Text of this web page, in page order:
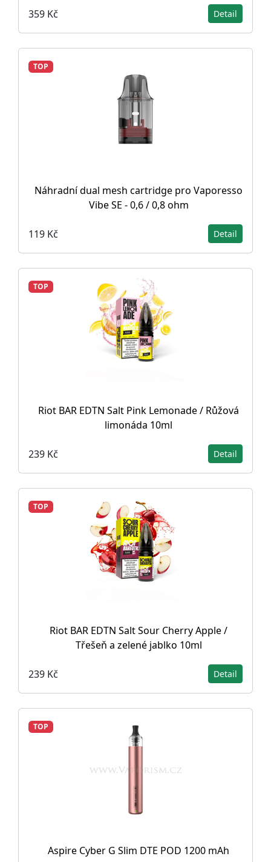
359 Kč Detail
TOP
Náhradní dual mesh cartridge pro Vaporesso
Vibe SE - 0,6 / 0,8 ohm
119 Kč Detail
TOP
Riot BAR EDTN Salt Pink Lemonade / Růžová
limonáda 10ml
239 Kč Detail
TOP
Riot BAR EDTN Salt Sour Cherry Apple /
Třešeň a zelené jablko 10ml
239 Kč Detail
TOP
Aspire Cyber G Slim DTE POD 1200 mAh